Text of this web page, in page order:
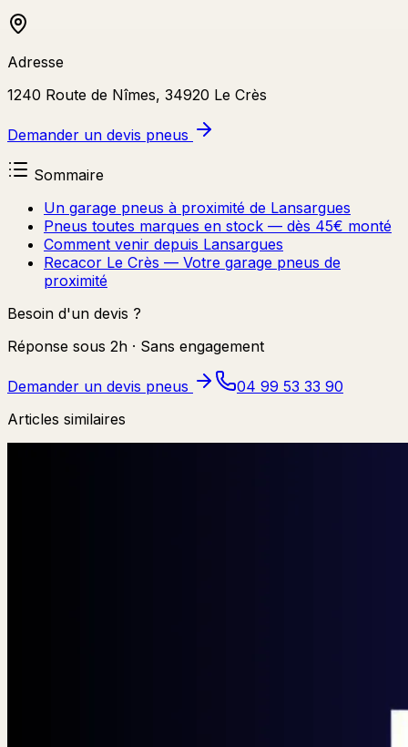
Adresse
1240 Route de Nîmes, 34920 Le Crès
Demander un devis pneus
Sommaire
Un garage pneus à proximité de Lansargues
Pneus toutes marques en stock — dès 45€ monté
Comment venir depuis Lansargues
Recacor Le Crès — Votre garage pneus de
proximité
Besoin d'un devis ?
Réponse sous 2h · Sans engagement
Demander un devis pneus
04 99 53 33 90
Articles similaires